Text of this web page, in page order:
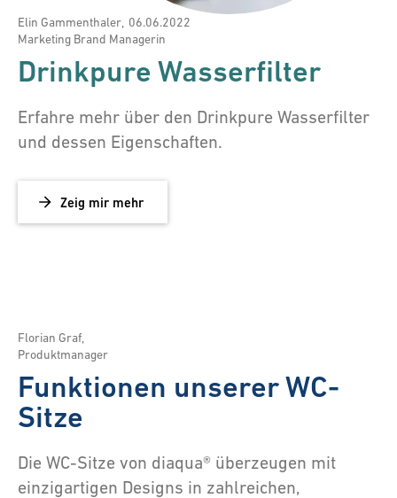
Elin Gammenthaler 06.06.2022
Marketing Brand Managerin
Drinkpure Wasserfilter
Erfahre mehr über den Drinkpure Wasserfilter
und dessen Eigenschaften.
Zeig mir mehr
Florian Graf
Produktmanager
Funktionen unserer WC-
Sitze
Die WC-Sitze von diaqua® überzeugen mit
einzigartigen Designs in zahlreichen,